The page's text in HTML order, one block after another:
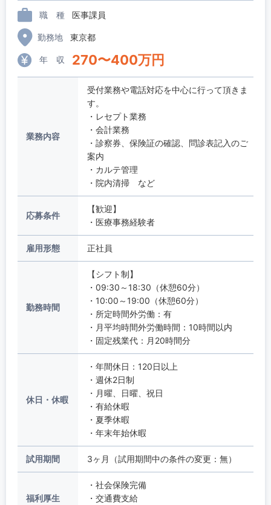
職 種 医事課員
勤務地 東京都
年 収 270〜400万円
業務内容
受付業務や電話対応を中心に行って頂きま
す。
・レセプト業務
・会計業務
・診察券、保険証の確認、問診表記入のご
案内
・カルテ管理
・院内清掃 など
応募条件
【歓迎】
・医療事務経験者
雇用形態 正社員
勤務時間
【シフト制】
・09:30～18:30（休憩60分）
・10:00～19:00（休憩60分）
・所定時間外労働：有
・月平均時間外労働時間：10時間以内
・固定残業代：月20時間分
休日・休暇
・年間休日：120日以上
・週休2日制
・月曜、日曜、祝日
・有給休暇
・夏季休暇
・年末年始休暇
試用期間 3ヶ月（試用期間中の条件の変更：無）
福利厚生
・社会保険完備
・交通費支給